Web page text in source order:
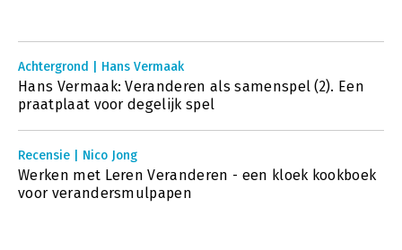
Achtergrond | Hans Vermaak
Hans Vermaak: Veranderen als samenspel (2). Een
praatplaat voor degelijk spel
Recensie | Nico Jong
Werken met Leren Veranderen - een kloek kookboek
voor verandersmulpapen